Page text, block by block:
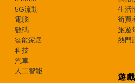
5G流動
電腦
數碼
智能家居
科技
汽車
人工智能
生活
筍買
旅遊
熱門
遊